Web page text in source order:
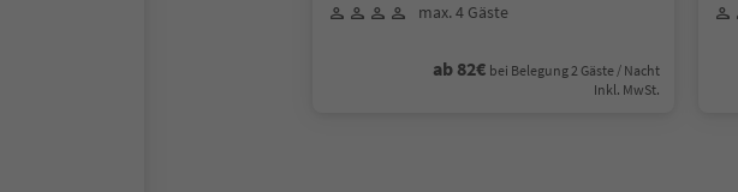
max. 4 Gäste
ab 82€ bei Belegung 2 Gäste / Nacht
Inkl. MwSt.